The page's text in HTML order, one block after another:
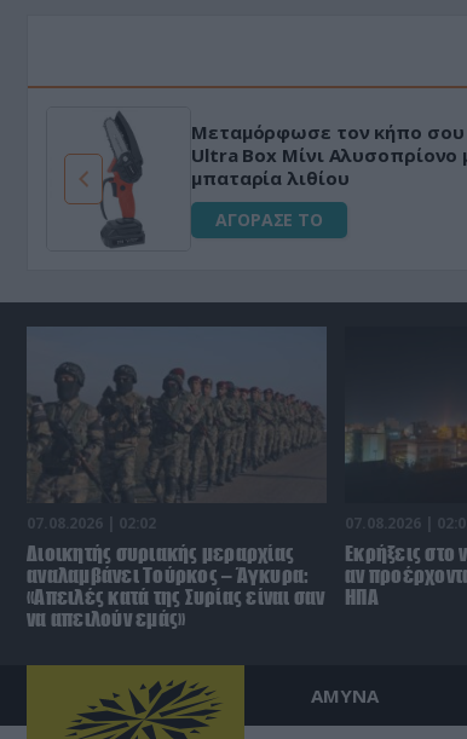
Μεταμόρφωσε τον κήπο σου με το
Ultra Box Μίνι Αλυσοπρίονο με
μπαταρία λιθίου
ΑΓΟΡΑΣΕ ΤΟ
07.08.2026 | 02:02
Διοικητής συριακής μεραρχίας
αναλαμβάνει Τούρκος – Άγκυρα:
«Απειλές κατά της Συρίας είναι σαν
να απειλούν εμάς»
07.08.2026 |
Εκρήξεις στο
αν
ΗΠΑ
ΑΜΥΝΑ